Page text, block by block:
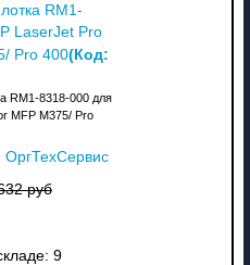
RM1-
LaserJet Pro
Pro 400(Код:
RM1-8318-000 для
MFP M375/ Pro
ОргТехСервис
руб
9